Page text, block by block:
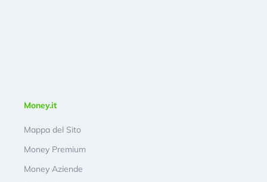
Money.it
Mappa del Sito
Money Premium
Money Aziende